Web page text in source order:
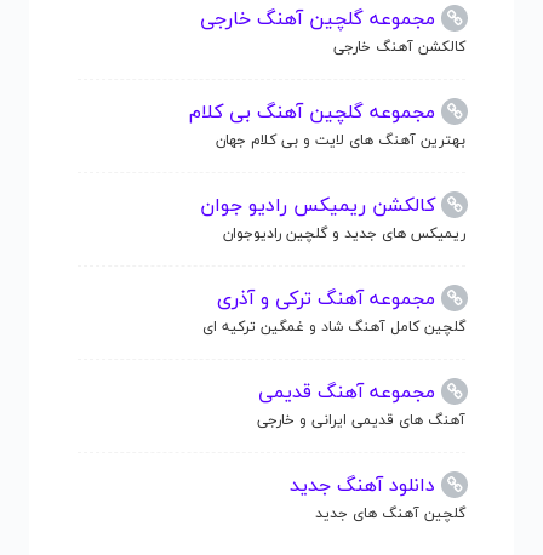
مجموعه گلچین آهنگ خارجی
کالکشن آهنگ خارجی
مجموعه گلچین آهنگ بی کلام
بهترین آهنگ های لایت و بی کلام جهان
کالکشن ریمیکس رادیو جوان
ریمیکس های جدید و گلچین رادیوجوان
مجموعه آهنگ ترکی و آذری
گلچین کامل آهنگ شاد و غمگین ترکیه ای
مجموعه آهنگ قدیمی
آهنگ های قدیمی ایرانی و خارجی
دانلود آهنگ جدید
گلچین آهنگ های جدید